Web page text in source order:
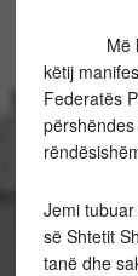
Më
këtij
Federatës
Jemi
së Shtetit
tanë dhe